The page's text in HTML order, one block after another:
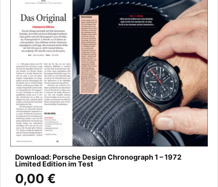
Download: Porsche Design Chronograph 1 – 1972
Limited Edition im Test
0,00 €